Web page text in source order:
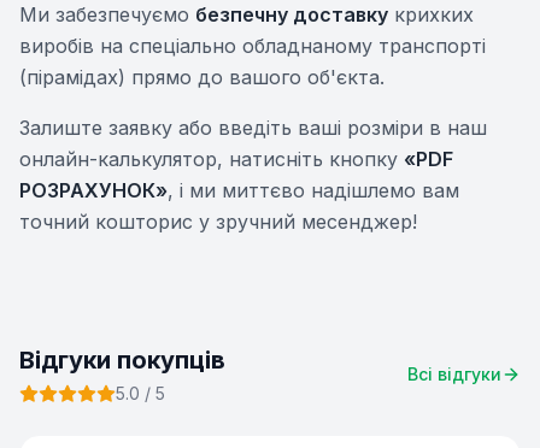
Ми забезпечуємо безпечну доставку крихких
виробів на спеціально обладнаному транспорті
(пірамідах) прямо до вашого об'єкта.
Залиште заявку або введіть ваші розміри в наш
онлайн-калькулятор, натисніть кнопку «PDF
РОЗРАХУНОК», і ми миттєво надішлемо вам
точний кошторис у зручний месенджер!
Відгуки покупців
5.0 / 5
Всі відгуки